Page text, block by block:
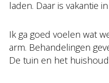
laden. Daar is vakantie
Ik ga goed voelen wat
arm. Behandelingen
De tuin en het